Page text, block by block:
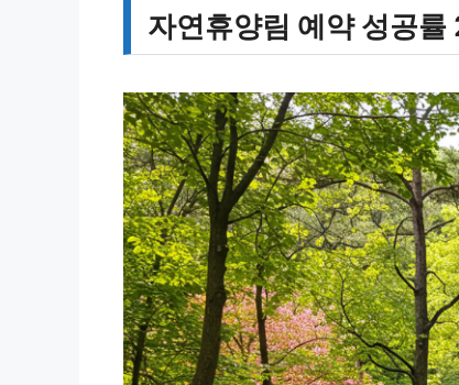
자연휴양림 예약 성공